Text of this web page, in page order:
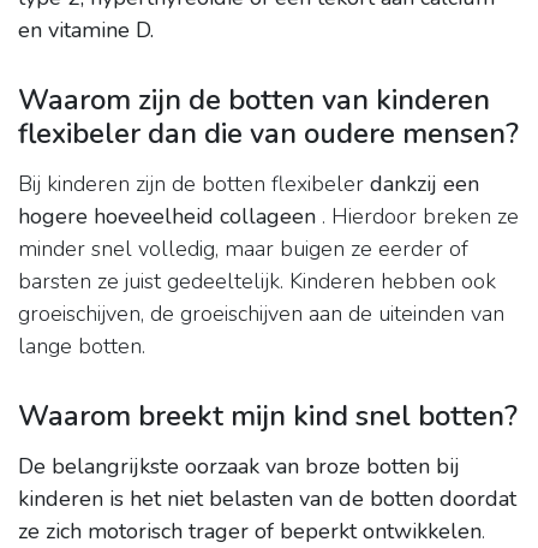
en vitamine D.
Waarom zijn de botten van kinderen
flexibeler dan die van oudere mensen?
Bij kinderen zijn de botten flexibeler dankzij een
hogere hoeveelheid collageen . Hierdoor breken ze
minder snel volledig, maar buigen ze eerder of
barsten ze juist gedeeltelijk. Kinderen hebben ook
groeischijven, de groeischijven aan de uiteinden van
lange botten.
Waarom breekt mijn kind snel botten?
De belangrijkste oorzaak van broze botten bij
kinderen is het niet belasten van de botten doordat
ze zich motorisch trager of beperkt ontwikkelen.